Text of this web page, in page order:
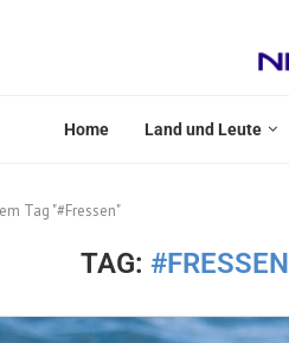
Home Land und Leute
Tag "#Fressen"
TAG: #FRESSEN